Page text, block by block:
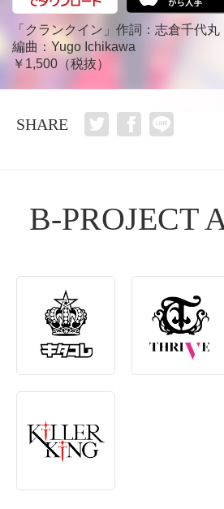
「クランクイン」作詞：志倉千
編曲：Yugo Ichikawa
￥1,500（税抜）
SHARE
B-PROJECT